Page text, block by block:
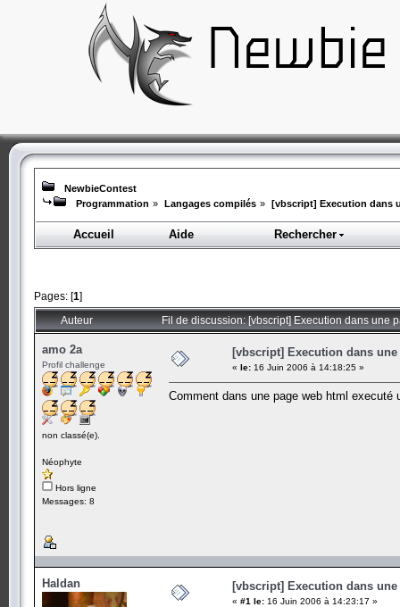
NewbieContest
Programmation » Langages compilés » [vbscript] Execution dans
Accueil Aide Rechercher
Pages: [1]
Auteur Fil de discussion: [vbscript] Execution dans une
amo 2a
Profil challenge
non classé(e).
Néophyte
Hors ligne
Messages: 8
[vbscript] Execution dans une
« le: 16 Juin 2006 à 14:18:25 »
Comment dans une page web html
Haldan [vbscript] Execution dans une
« #1 le: 16 Juin 2006 à 14:23:17 »